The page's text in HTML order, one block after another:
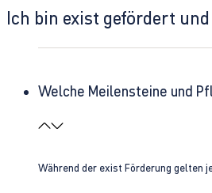
Ich bin exist gefördert
Welche Meilensteine und
Während der exist Förderung gelten